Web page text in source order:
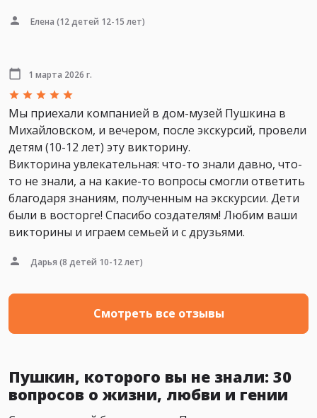
Елена (12 детей 12-15 лет)
1 марта 2026 г.
Мы приехали компанией в дом-музей Пушкина в
Михайловском, и вечером, после экскурсий, провели
детям (10-12 лет) эту викторину.
Викторина увлекательная: что-то знали давно, что-
то не знали, а на какие-то вопросы смогли ответить
благодаря знаниям, полученным на экскурсии. Дети
были в восторге! Спасибо создателям! Любим ваши
викторины и играем семьей и с друзьями.
Дарья (8 детей 10-12 лет)
Смотреть все отзывы
Пушкин, которого вы не знали: 30
вопросов о жизни, любви и гении